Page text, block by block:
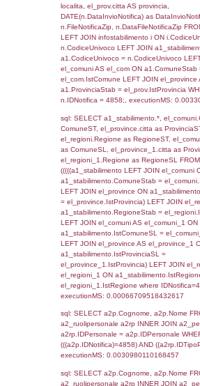
DI CUI
DELLA DIRETTIVA
SEZIONE L
INCIDENTALI CON
STABILIMENTO
Debug
sql: SELECT
`userlevelid` = -2,
sql: SELECT
sql: SELECT
WHERE `userlevelid`